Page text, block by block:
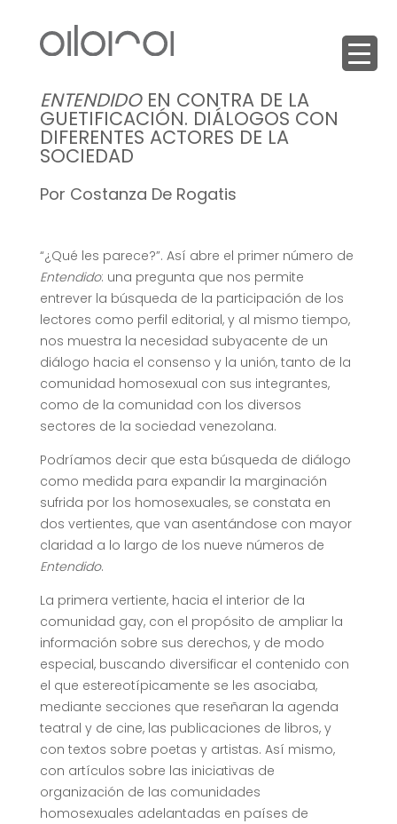
ENTENDIDOEN CONTRA DE LA
GUETIFICACIÓN. DIÁLOGOS CON
DIFERENTES ACTORES DE LA
SOCIEDAD
Por Costanza De Rogatis
“¿Qué les parece?”. Así abre el primer número de
Entendido: una pregunta que nos permite
entrever la búsqueda de la participación de los
lectores como perfil editorial, y al mismo tiempo,
nos muestra la necesidad subyacente de un
diálogo hacia el consenso y la unión, tanto de la
comunidad homosexual con sus integrantes,
como de la comunidad con los diversos
sectores de la sociedad venezolana.
Podríamos decir que esta búsqueda de diálogo
como medida para expandir la marginación
sufrida por los homosexuales, se constata en
dos vertientes, que van asentándose con mayor
claridad a lo largo de los nueve números de
Entendido.
La primera vertiente, hacia el interior de la
comunidad gay, con el propósito de ampliar la
información sobre sus derechos, y de modo
especial, buscando diversificar el contenido con
el que estereotípicamente se les asociaba,
mediante secciones que reseñaran la agenda
teatral y de cine, las publicaciones de libros, y
con textos sobre poetas y artistas. Así mismo,
con artículos sobre las iniciativas de
organización de las comunidades
homosexuales adelantadas en países de